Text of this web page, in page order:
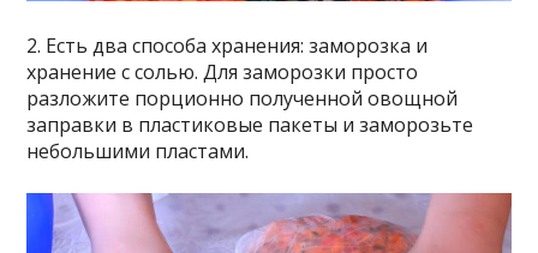
2. Есть два способа хранения: заморозка и
хранение с солью. Для заморозки просто
разложите порционно полученной овощной
заправки в пластиковые пакеты и заморозьте
небольшими пластами.